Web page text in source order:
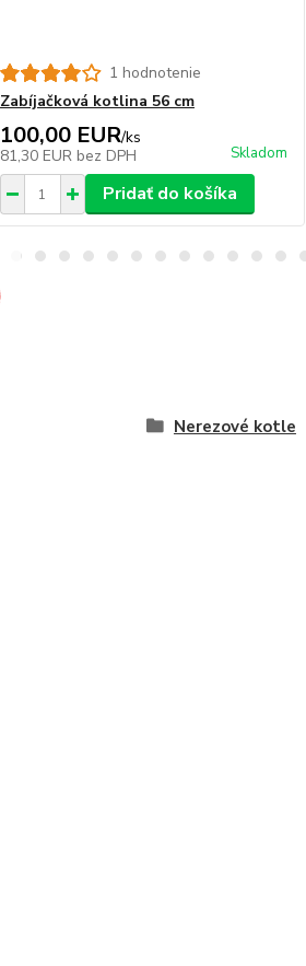
1 hodnotenie
Zabíjačková kotlina 56 cm
100,00 EUR/ks
81,30 EUR bez DPH Skladom
Pridať do košíka
Nerezové kotle